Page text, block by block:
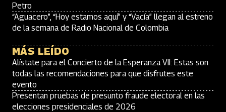
Petro
“Aguacero”, “Hoy estamos aquí” y “Vacía” llegan al estreno
de la semana de Radio Nacional de Colombia
MÁS LEÍDO
Alístate para el Concierto de la Esperanza VII: Estas son
todas las recomendaciones para que disfrutes este
evento
Presentan pruebas de presunto fraude electoral en las
elecciones presidenciales de 2026